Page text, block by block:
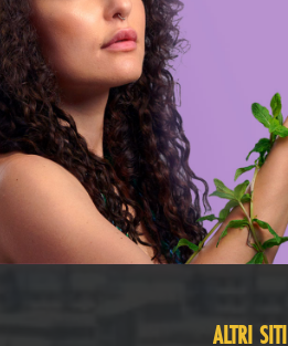
ALTRI SITI